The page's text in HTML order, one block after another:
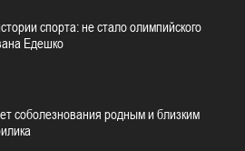
спорта: не стало олимпийского
Едешко
соболезнования родным и близким